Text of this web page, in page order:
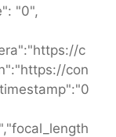
"0",
c
con